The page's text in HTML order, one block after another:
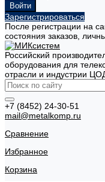
Зарегистрироваться
После регистрации на
состояния заказов,
Российский
оборудования для
отрасли и индустрии
+7 (8452) 24-30-51
mail@metalkomp.ru
Сравнение
Избранное
Корзина